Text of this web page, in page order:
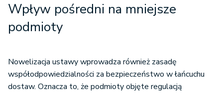
Wpływ pośredni na mniejsze
podmioty
Nowelizacja ustawy wprowadza również zasadę
współodpowiedzialności za bezpieczeństwo w łańcuchu
dostaw. Oznacza to, że podmioty objęte regulacją